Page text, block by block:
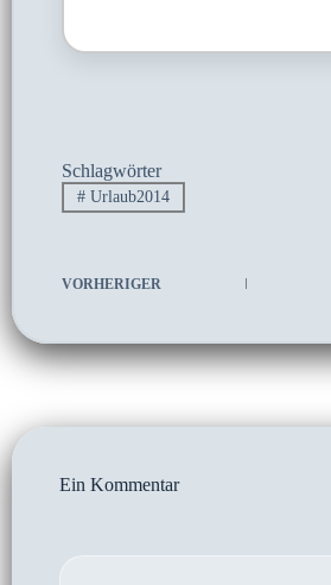
Schlagwörter
#Urlaub2014
VORHERIGER
Ein Kommentar